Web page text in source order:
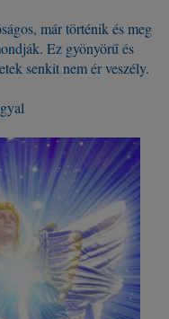
már történik és meg
Ez gyönyörű és
senkit nem ér veszély.